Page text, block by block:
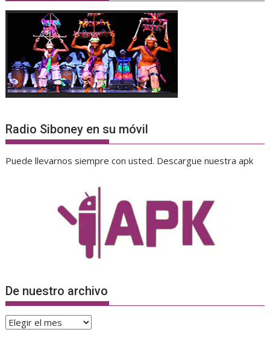
Radio Siboney en su móvil
Puede llevarnos siempre con usted. Descargue nuestra apk
De nuestro archivo
De